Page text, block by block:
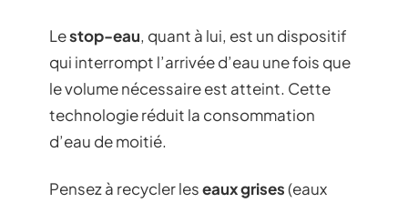
Lestop-eau, quant à lui, est un dispositif
qui interrompt l’arrivée d’eau une fois que
le volume nécessaire est atteint. Cette
technologie réduit la consommation
d’eau de moitié.
Pensez à recycler leseaux grises(eaux